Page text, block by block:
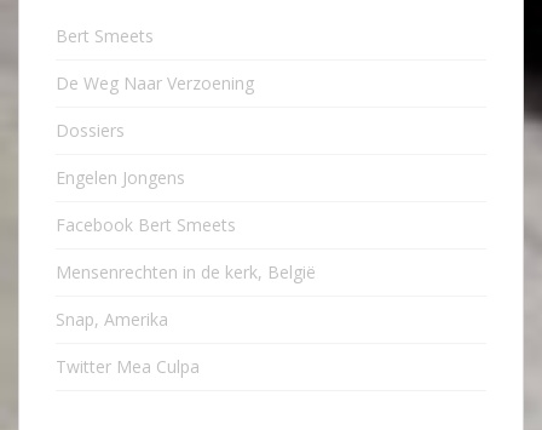
Bert Smeets
De Weg Naar Verzoening
Dossiers
Engelen Jongens
Facebook Bert Smeets
Mensenrechten in de kerk, België
Snap, Amerika
Twitter Mea Culpa